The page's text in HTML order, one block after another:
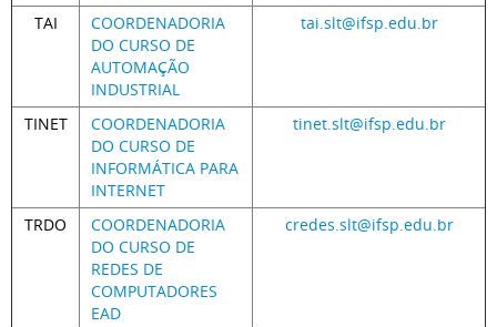
TAI
COORDENADORIA
DO CURSO DE
AUTOMAÇÃO
INDUSTRIAL
tai.slt@ifsp.edu.br
TINET
COORDENADORIA
DO CURSO DE
INFORMÁTICA PARA
INTERNET
tinet.slt@ifsp.edu.br
TRDO
COORDENADORIA
DO CURSO DE
REDES DE
COMPUTADORES
EAD
credes.slt@ifsp.edu.br